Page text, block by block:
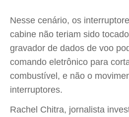
Nesse cenário, os
cabine não teriam sido
gravador de dados de voo
comando eletrônico para
combustível, e não o
interruptores.
Rachel Chitra, jornalista